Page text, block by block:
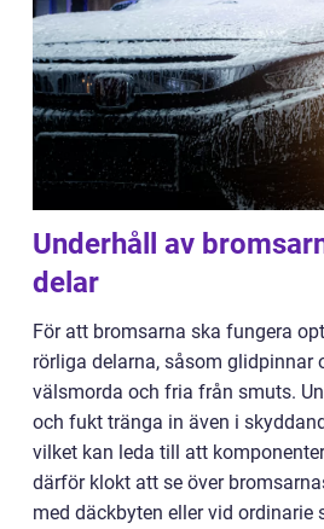
Underhåll av
delar
För att bromsarna ska fungera
rörliga delarna, såsom glidpinnar
välsmorda och fria från smuts.
och fukt tränga in även i
vilket kan leda till att
därför klokt att se över
med däckbyten eller vid ordinarie